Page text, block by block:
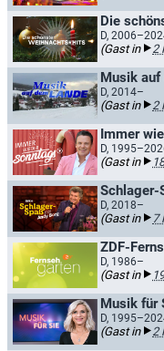
Die
D,
(Gast in 2
Musik auf
D, 2014–
(Gast in 2
Immer
D,
(Gast in
D, 2018–
(Gast in 7
D, 1986–
(Gast in
Musik für
D,
(Gast in 2